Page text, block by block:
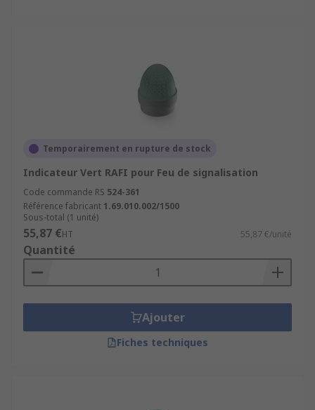
Temporairement en rupture de stock
Indicateur Vert RAFI pour Feu de signalisation
Code commande RS 524-361
Référence fabricant 1.69.010.002/1500
Sous-total (1 unité)
55,87 €HT 55,87 €/unité
Quantité
Ajouter
Fiches techniques